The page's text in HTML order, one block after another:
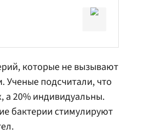
которые не вызывают
Ученые подсчитали, что
а 20% индивидуальны.
бактерии стимулируют